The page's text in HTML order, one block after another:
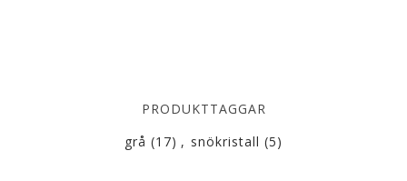
PRODUKTTAGGAR
grå (17) , snökristall (5)